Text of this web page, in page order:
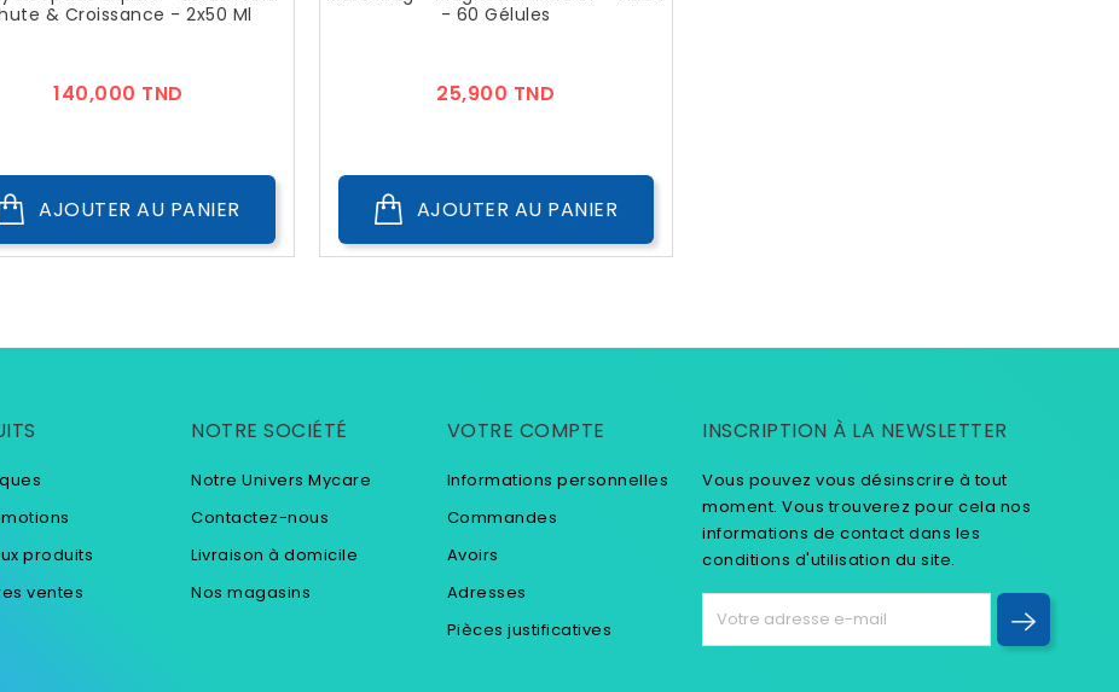
& Croissance - 2x50 Ml
140,000 TND
AJOUTER AU PANIER
- 60 Gélules
25,900 TND
AJOUTER AU PANIER
produits
ventes
NOTRE SOCIÉTÉ
Notre Univers Mycare
Contactez-nous
Livraison à domicile
Nos magasins
VOTRE COMPTE
Informations personnelles
Commandes
Avoirs
Adresses
Pièces justificatives
INSCRIPTION À LA NEWSLETTER
Vous pouvez vous désinscrire à tout
moment. Vous trouverez pour cela nos
informations de contact dans les
conditions d'utilisation du site.